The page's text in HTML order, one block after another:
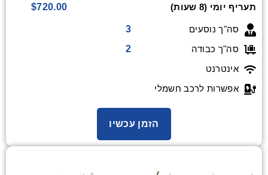
תעריף יומי (8 שעות)
$720.00
סה"ך נוסעים
3
סה"ך כבודה
2
אינטרנט
אפשרות לרכב חשמלי
הזמן עכשיו